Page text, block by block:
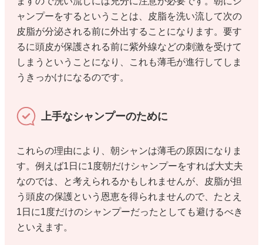
ャンプーをするということは、皮脂を洗い流して次の
皮脂が分泌される前に外出することになります。要す
るに頭皮が保護される前に紫外線などの刺激を受けて
しまうということになり、これも薄毛が進行してしま
うきっかけになるのです。
上手なシャンプーのために
これらの理由により、朝シャンは薄毛の原因になりま
す。例えば1日に1度朝だけシャンプーをすれば大丈夫
なのでは、と考えられるかもしれませんが、皮脂が担
う頭皮の保護という恩恵を得られませんので、たとえ
1日に1度だけのシャンプーだったとしても避けるべき
といえます。